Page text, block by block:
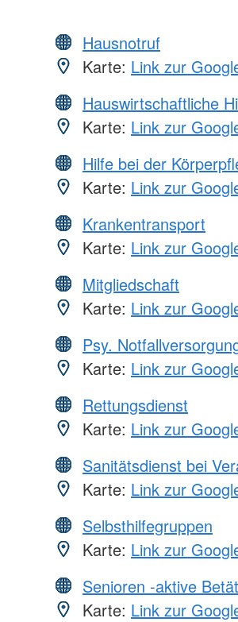
Hausnotruf
Karte: Link zur
Hauswirtschaftliche
Karte: Link zur
Hilfe bei der
Karte: Link zur
Krankentransport
Karte: Link zur
Mitgliedschaft
Karte: Link zur
Psy.
Karte: Link zur
Rettungsdienst
Karte: Link zur
Sanitätsdienst bei
Karte: Link zur
Selbsthilfegruppen
Karte: Link zur
Senioren -aktive
Karte: Link zur